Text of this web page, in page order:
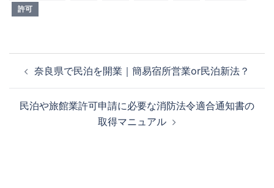
許可
ビ
奈良県で民泊を開業｜簡易宿所営業or民泊新法？
民泊や旅館業許可申請に必要な消防法令適合通知書の
取得マニュアル